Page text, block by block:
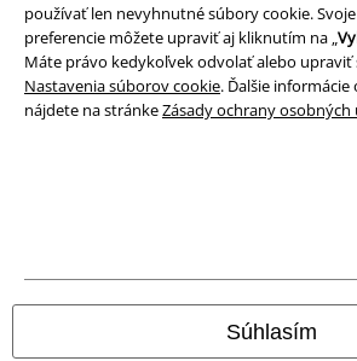
používať len nevyhnutné súbory cookie.
preferencie môžete upraviť aj kliknutím na „
Máte právo kedykoľvek odvolať alebo upraviť
Nastavenia súborov cookie. Ďalšie
nájdete na stránkeZásady ochrany osobných
Súhlasím
Likvidácia odpadu a ochrana životného
Vyhlásenie o zhode
Informácie o prístupnosti
© 1986-2026 EMP Merchandising